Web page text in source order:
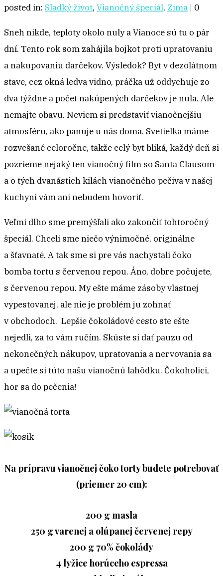
posted in: Sladký život, Vianočný špeciál, Zima | 0
Sneh nikde, teploty okolo nuly a Vianoce sú tu o pár
dní. Tento rok som zahájila bojkot proti upratovaniu
a nakupovaniu darčekov. Výsledok? Byt v dezolátnom
stave, cez okná ledva vidno, práčka už oddychuje zo
dva týždne a počet nakúpených darčekov je nula. Ale
nemajte obavu. Neviem si predstaviť vianočnejšiu
atmosféru, ako panuje u nás doma. Svetielka máme
rozvešané celoročne, takže celý byt bliká, každý deň si
pozrieme nejaký ten vianočný film so Santa Clausom
a o tých dvanástich kilách vianočného pečiva v našej
kuchyni vám ani nebudem hovoriť.
Veľmi dlho sme premýšľali ako zakončiť tohtoročný
špeciál. Chceli sme niečo výnimočné, originálne
a šťavnaté. A tak sme si pre vás nachystali čoko
bomba tortu s červenou repou. Áno, dobre počujete,
s červenou repou. My ešte máme zásoby vlastnej
vypestovanej, ale nie je problém ju zohnať
v obchodoch. Lepšie čokoládové cesto ste ešte
nejedli, za to vám ručím. Skúste si dať pauzu od
nekonečných nákupov, upratovania a nervovania sa
a upečte si túto našu vianočnú lahôdku. Čokoholici,
hor sa do pečenia!
Na prípravu vianočnej čoko torty budete potrebovať
(priemer 20 cm):
200 g masla
250 g varenej a olúpanej červenej repy
200 g 70% čokolády
4 lyžice horúceho espressa